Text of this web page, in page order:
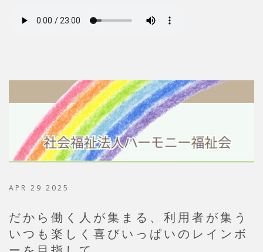
APR 29 2025
だから働く人が集まる、利用者が集う
いつも楽しく喜びいっぱいのレインボ